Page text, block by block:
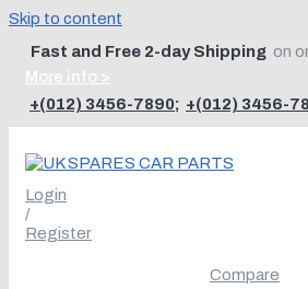
Skip to content
Fast and Free 2-day Shipping on
More info >
+(012) 3456-7890; +(012) 3456-
Login
/
Register
Compare